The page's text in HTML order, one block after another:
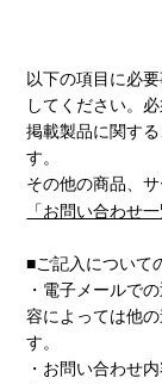
以下の項目に必
してください。
掲載製品に関す
す。
その他の商品、
「お問い合わせ
■ご記入について
・電子メールで
容によっては他
す。
・お問い合わせ